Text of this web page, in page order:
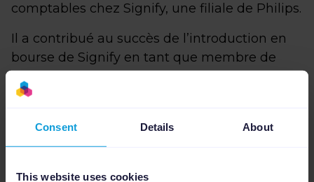
Consent Details About
This website uses cookies
comptables chez Signify, une filiale de Philips.
Il a contribué au succès de l’introduction en
bourse de Signify en tant que membre de
est titulaire d’une maîtrise en finance et
Notre co-fondateur et CEO, Rob Van Nuenen,